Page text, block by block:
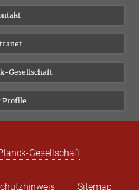
Gesellschaft
Profile
Gesellschaft
Sitemap